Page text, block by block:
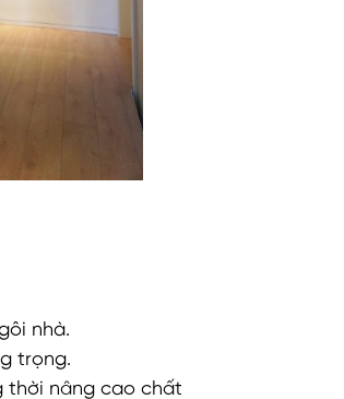
nhà.
trọng.
thời nâng cao chất